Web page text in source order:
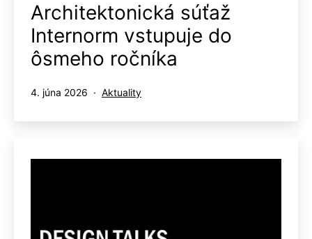
Architektonická súťaž
Internorm vstupuje do
ôsmeho ročníka
Publikované
4. júna 2026
Kategorizované
Aktuality